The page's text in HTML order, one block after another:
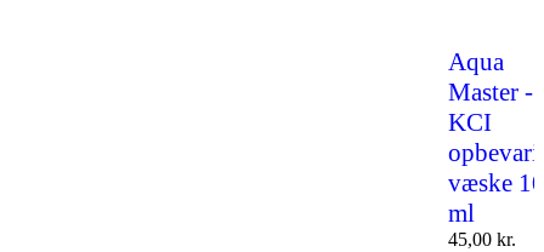
Aqua
Master -
KCI
væske
ml
45,00 kr.